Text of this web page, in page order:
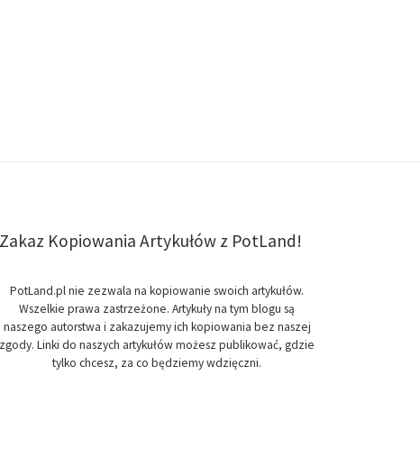
Zakaz Kopiowania Artykułów z PotLand!
PotLand.pl nie zezwala na kopiowanie swoich artykułów.
Wszelkie prawa zastrzeżone. Artykuły na tym blogu są
naszego autorstwa i zakazujemy ich kopiowania bez naszej
zgody. Linki do naszych artykułów możesz publikować, gdzie
tylko chcesz, za co będziemy wdzięczni.